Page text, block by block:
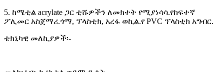
5. ከሜቲል acrylate ጋር ቲሹዎችን ለመክተት የሚያነሳሳ.የከፍተኛ
ፖሊመር አስጀማሪ.ጎማ, ፕላስቲክ, አረፋ ወኪል.የ PVC ፕላስቲክ አግብር.
ቴክኒካዊ መለኪያዎች፡-